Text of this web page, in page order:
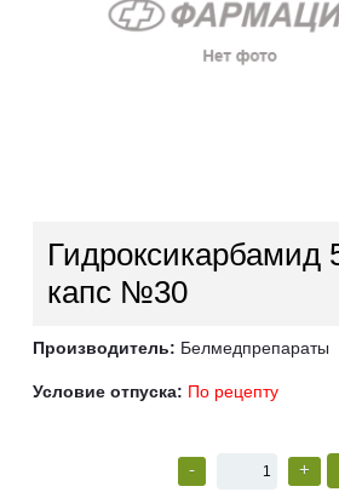
Гидроксикарбамид
капс №30
Производитель: Белмедпрепараты
Условие отпуска: По рецепту
- +